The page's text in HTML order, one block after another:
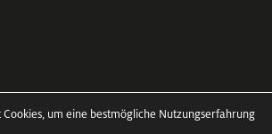
um eine bestmögliche Nutzungserfahrung